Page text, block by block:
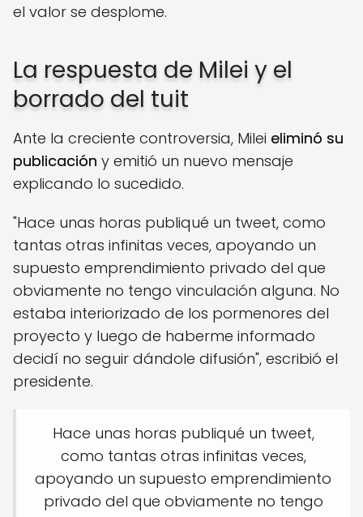
el valor se desplome.
La respuesta de Milei y el
borrado del tuit
Ante la creciente controversia, Milei eliminó su
publicación y emitió un nuevo mensaje
explicando lo sucedido.
"Hace unas horas publiqué un tweet, como
tantas otras infinitas veces, apoyando un
supuesto emprendimiento privado del que
obviamente no tengo vinculación alguna. No
estaba interiorizado de los pormenores del
proyecto y luego de haberme informado
decidí no seguir dándole difusión", escribió el
presidente.
Hace unas horas publiqué un tweet,
como tantas otras infinitas veces,
apoyando un supuesto emprendimiento
privado del que obviamente no tengo